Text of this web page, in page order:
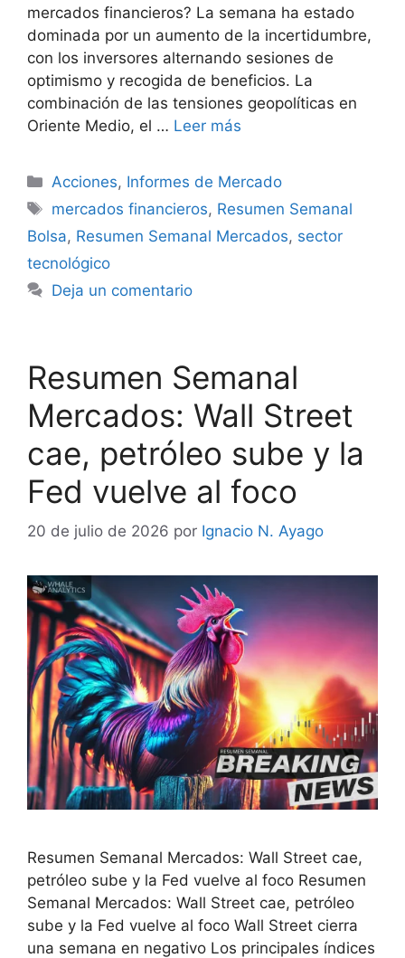
mercados financieros? La semana ha estado
dominada por un aumento de la incertidumbre,
con los inversores alternando sesiones de
optimismo y recogida de beneficios. La
combinación de las tensiones geopolíticas en
Oriente Medio, el … Leer más
Categorías
Acciones, Informes de Mercado
Etiquetas
mercados financieros, Resumen Semanal
Bolsa, Resumen Semanal Mercados, sector
tecnológico
Deja un comentario
Resumen Semanal
Mercados: Wall Street
cae, petróleo sube y la
Fed vuelve al foco
20 de julio de 2026 por Ignacio N. Ayago
Resumen Semanal Mercados: Wall Street cae,
petróleo sube y la Fed vuelve al foco Resumen
Semanal Mercados: Wall Street cae, petróleo
sube y la Fed vuelve al foco Wall Street cierra
una semana en negativo Los principales índices